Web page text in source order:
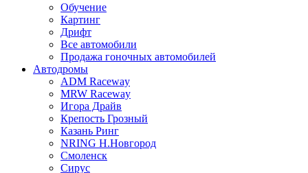
Обучение
Картинг
Дрифт
Все автомобили
Продажа гоночных автомобилей
Автодромы
ADM Raceway
MRW Raceway
Игора Драйв
Крепость Грозный
Казань Ринг
NRING Н.Новгород
Смоленск
Сирус